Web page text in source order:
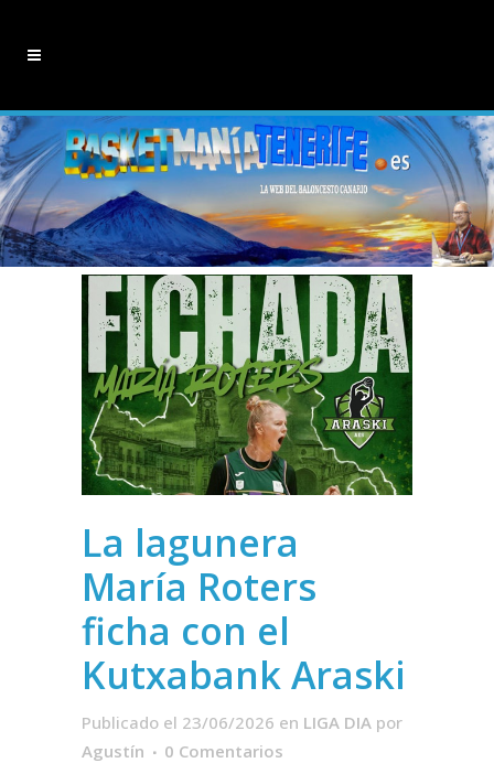
La lagunera
María Roters
ficha con el
Kutxabank Araski
Publicado el 23/06/2026 en LIGA DIA por
Agustín
0 Comentarios